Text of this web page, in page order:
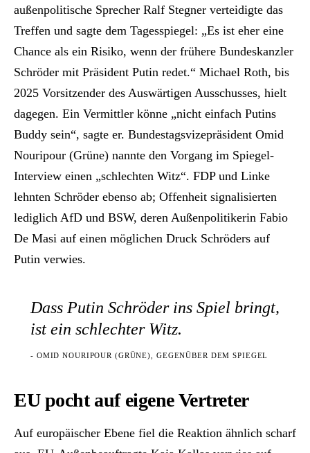
außenpolitische Sprecher Ralf Stegner verteidigte das
Treffen und sagte dem Tagesspiegel: „Es ist eher eine
Chance als ein Risiko, wenn der frühere Bundeskanzler
Schröder mit Präsident Putin redet.“ Michael Roth, bis
2025 Vorsitzender des Auswärtigen Ausschusses, hielt
dagegen. Ein Vermittler könne „nicht einfach Putins
Buddy sein“, sagte er. Bundestagsvizepräsident Omid
Nouripour (Grüne) nannte den Vorgang im Spiegel-
Interview einen „schlechten Witz“. FDP und Linke
lehnten Schröder ebenso ab; Offenheit signalisierten
lediglich AfD und BSW, deren Außenpolitikerin Fabio
De Masi auf einen möglichen Druck Schröders auf
Putin verwies.
Dass Putin Schröder ins Spiel bringt,
ist ein schlechter Witz.
- OMID NOURIPOUR (GRÜNE), GEGENÜBER DEM SPIEGEL
EU pocht auf eigene Vertreter
Auf europäischer Ebene fiel die Reaktion ähnlich scharf